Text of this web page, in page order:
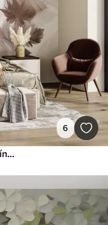
6
Fotótapéta Nagy, áttetsző, szepia színű virágok, finom szirmokkal, tollszerű levelekkel és kisebb virágokkal